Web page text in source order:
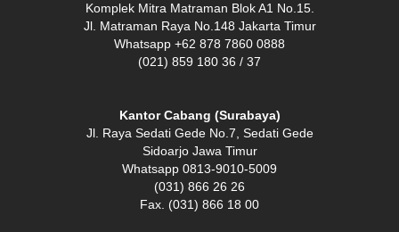
Komplek Mitra Matraman Blok A1 No.15.
Jl. Matraman Raya No.148 Jakarta Timur
Whatsapp +62 878 7860 0888
(021) 859 180 36 / 37
Kantor Cabang (Surabaya)
Jl. Raya Sedati Gede No.7, Sedati Gede
Sidoarjo Jawa Timur
Whatsapp 0813-9010-5009
(031) 866 26 26
Fax. (031) 866 18 00